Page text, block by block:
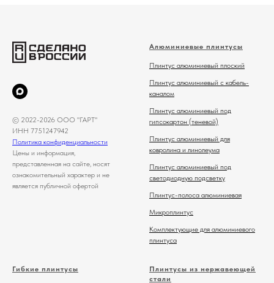
© 2022-2026 ООО "ГАРТ"
ИНН 7751247942
Политика конфиденциальности
Цены и информация,
представленная на сайте, носят
ознакомительный характер и не
является публичной офертой
Алюминиевые плинтусы
Плинтус алюминиевый плоский
Плинтус алюминиевый с кабель-
каналом
Плинтус алюминиевый под
гипсокартон (теневой)
Плинтус алюминиевый для
ковролина и линолеума
Плинтус алюминиевый под
светодиодную подсветку
Плинтус-полоса алюминиевая
Микроплинтус
Комплектующие для алюминиевого
плинтуса
Гибкие плинтусы
Плинтусы из нержавеющей
стали